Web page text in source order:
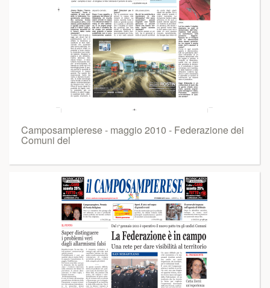
Camposampierese - maggio 2010 - Federazione dei
Comuni del